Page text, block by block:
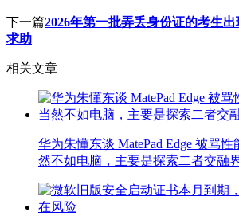
下一篇2026年第一批弄丢身份证的考生
求助
相关文章
华为朱懂东谈 MatePad Edge 被骂
然不如电脑，主要是探索二者交融